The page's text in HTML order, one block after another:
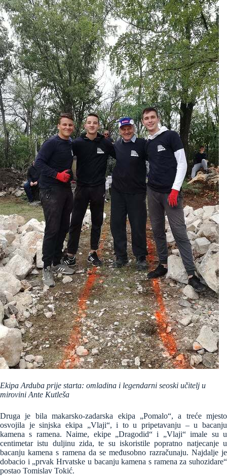
Ekipa Arduba prije starta: omladina i legendarni seoski učitelj u
mirovini Ante Kutleša
Druga je bila makarsko-zadarska ekipa „Pomalo“, a treće mjesto
osvojila je sinjska ekipa „Vlaji“, i to u pripetavanju – u bacanju
kamena s ramena. Naime, ekipe „Dragodid“ i „Vlaji“ imale su u
centimetar istu duljinu zida, te su iskoristile popratno natjecanje u
bacanju kamena s ramena da se međusobno razračunaju. Najdalje je
dobacio i „prvak Hrvatske u bacanju kamena s ramena za suhozidare“
postao Tomislav Tokić.